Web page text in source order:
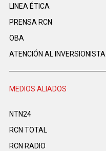
LINEA ÉTICA
PRENSA RCN
OBA
ATENCIÓN AL INVERSIONISTA
MEDIOS ALIADOS
NTN24
RCN TOTAL
RCN RADIO